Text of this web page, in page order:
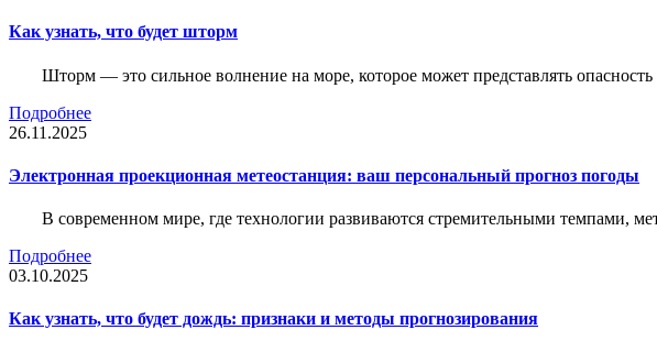
Как узнать, что будет шторм
Шторм — это сильное волнение на море, которое может представлять
Подробнее
26.11.2025
Электронная проекционная метеостанция: ваш персональный прогноз погоды
В современном мире, где технологии развиваются стремительными темпами,
Подробнее
03.10.2025
Как узнать, что будет дождь: признаки и методы прогнозирования